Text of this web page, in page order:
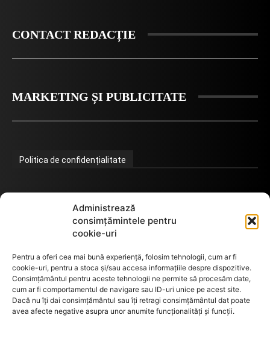
Administrează
consimțămintele pentru
cookie-uri
Pentru a oferi cea mai bună experiență, folosim tehnologii, cum ar fi
cookie-uri, pentru a stoca și/sau accesa informațiile despre dispozitive.
Consimțământul pentru aceste tehnologii ne permite să procesăm date,
cum ar fi comportamentul de navigare sau ID-uri unice pe acest site.
Dacă nu îți dai consimțământul sau îți retragi consimțământul dat poate
avea afecte negative asupra unor anumite funcționalități și funcții.
CONTACT REDACȚIE
MARKETING ȘI PUBLICITATE
Politica de confidențialitate
Termeni de utilizare
GDPR